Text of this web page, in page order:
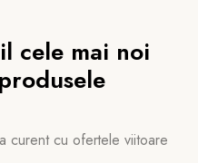
cele mai noi
curent cu ofertele viitoare